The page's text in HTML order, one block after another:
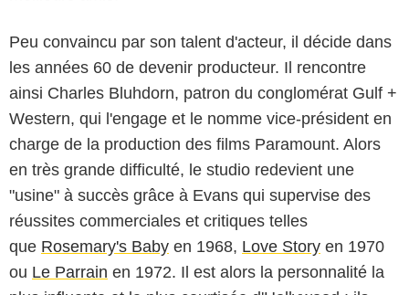
Peu convaincu par son talent d'acteur, il décide dans
les années 60 de devenir producteur. Il rencontre
ainsi Charles Bluhdorn, patron du conglomérat Gulf +
Western, qui l'engage et le nomme vice-président en
charge de la production des films Paramount. Alors
en très grande difficulté, le studio redevient une
"usine" à succès grâce à Evans qui supervise des
réussites commerciales et critiques telles
que Rosemary's Baby en 1968, Love Story en 1970
ou Le Parrain en 1972. Il est alors la personnalité la